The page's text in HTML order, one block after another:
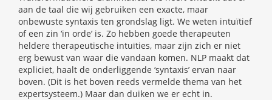
aan de taal die wij gebruiken een exacte, maar
onbewuste syntaxis ten grondslag ligt. We weten intuïtief
of een zin ‘in orde’ is. Zo hebben goede therapeuten
heldere therapeutische intuïties, maar zijn zich er niet
erg bewust van waar die vandaan komen. NLP maakt dat
expliciet, haalt de onderliggende ‘syntaxis’ ervan naar
boven. (Dit is het boven reeds vermelde thema van het
expertsysteem.) Maar dan duiken we er echt in.